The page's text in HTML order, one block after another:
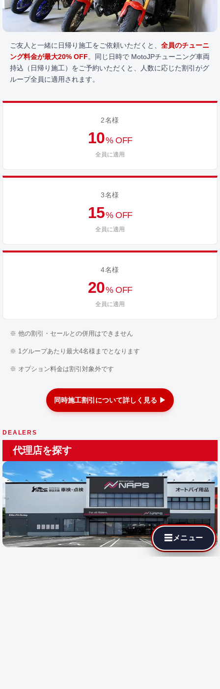
ご友人と一緒に日帰り施工をご依頼いただくと、 全員のチューニ
ング料金が最大20% OFF。同じ日時で MotoJPチューニング車両
持込（日帰り施工）をご予約いただくと、人数に応じた割引がグ
ループ全員に適用されます。
2名様
10% OFF
全員に適用
3名様
15% OFF
全員に適用
4名様
20% OFF
全員に適用
※ 他の割引・セールとの併用はできません
※ 1グループあたり最大4名様までとなります
※ オプション料金は割引対象外です
同時施工割引について詳しく見る ▶
DEALERS
代理店を探す
☰ メニュー